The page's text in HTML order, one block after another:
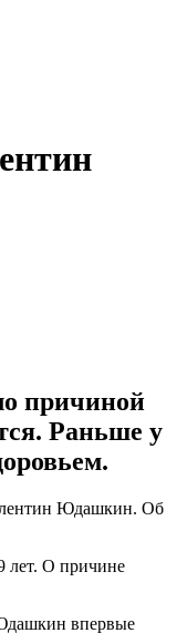
причиной
Раньше у
Юдашкин. Об
лет. О причине
впервые